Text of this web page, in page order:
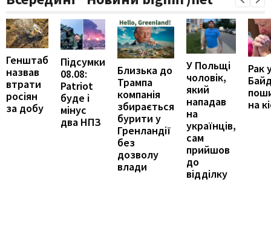
Генштаб
назвав
втрати
росіян
за добу
Підсумки
08.08:
Patriot
буде і
мінус
два НПЗ
Близька до
Трампа
компанія
збирається
бурити у
Гренландії
без
дозволу
влади
У Польщі
чоловік,
який
нападав
на
українців,
сам
прийшов
до
відділку
Рак
на